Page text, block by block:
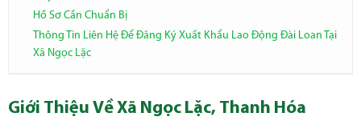
Hồ Sơ Cần Chuẩn Bị
Thông Tin Liên Hệ Để Đăng Ký Xuất Khẩu Lao Động Đài Loan Tại
Xã Ngọc Lặc
Giới Thiệu Về Xã Ngọc Lặc, Thanh Hóa